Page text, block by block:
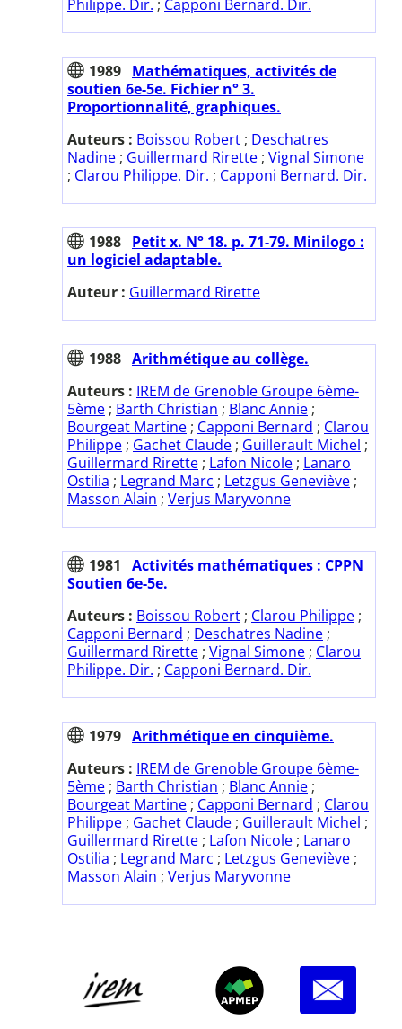
Philippe. Dir. ; Capponi Bernard. Dir.
1989 Mathématiques, activités de
soutien 6e-5e. Fichier n° 3.
Proportionnalité, graphiques.
Auteurs : Boissou Robert ; Deschatres
Nadine ; Guillermard Rirette ; Vignal Simone
; Clarou Philippe. Dir. ; Capponi Bernard. Dir.
1988 Petit x. N° 18. p. 71-79. Minilogo :
un logiciel adaptable.
Auteur : Guillermard Rirette
1988 Arithmétique au collège.
Auteurs : IREM de Grenoble Groupe 6ème-
5ème ; Barth Christian ; Blanc Annie ;
Bourgeat Martine ; Capponi Bernard ; Clarou
Philippe ; Gachet Claude ; Guillerault Michel ;
Guillermard Rirette ; Lafon Nicole ; Lanaro
Ostilia ; Legrand Marc ; Letzgus Geneviève ;
Masson Alain ; Verjus Maryvonne
1981
Activités mathématiques : CPPN
Soutien 6e-5e.
Auteurs : Boissou Robert ; Clarou Philippe ;
Capponi Bernard ; Deschatres Nadine ;
Guillermard Rirette ; Vignal Simone ; Clarou
Philippe. Dir. ; Capponi Bernard. Dir.
1979 Arithmétique en cinquième.
Auteurs : IREM de Grenoble Groupe 6ème-
5ème ; Barth Christian ; Blanc Annie ;
Bourgeat Martine ; Capponi Bernard ; Clarou
Philippe ; Gachet Claude ; Guillerault Michel ;
Guillermard Rirette ; Lafon Nicole ; Lanaro
Ostilia ; Legrand Marc ; Letzgus Geneviève ;
Masson Alain ; Verjus Maryvonne